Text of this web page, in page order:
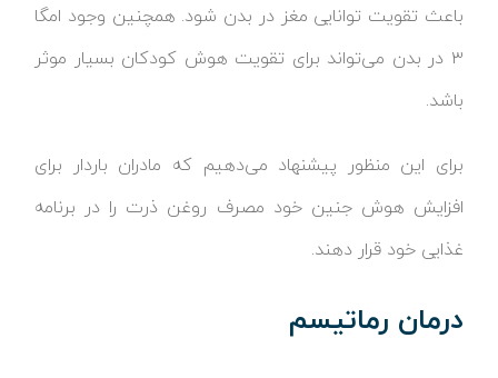
باعث تقویت توانایی مغز در بدن شود. همچنین وجود امگا
۳ در بدن می‌تواند برای تقویت هوش کودکان بسیار موثر
باشد.
برای این منظور پیشنهاد می‌دهیم که مادران باردار برای
افزایش هوش جنین خود مصرف روغن ذرت را در برنامه
غذایی خود قرار دهند.
درمان رماتیسم